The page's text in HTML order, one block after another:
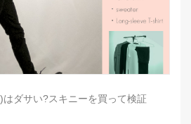
ダサい?スキニーを買って検証